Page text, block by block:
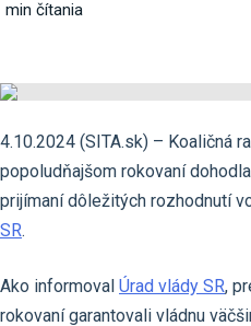
min čítania
4.10.2024 (SITA.sk) – Koaličná
popoludňajšom rokovaní
prijímaní dôležitých rozhodnutí
SR.
Ako informoval Úrad vlády SR,
rokovaní garantovali vládnu